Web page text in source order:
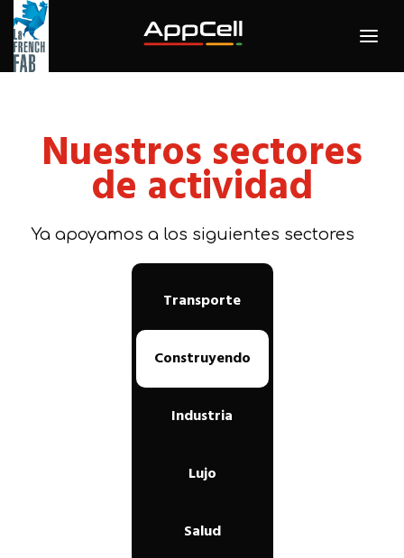
Nuestros sectores
de actividad
Ya apoyamos a los siguientes sectores
Transporte
Construyendo
Industria
Lujo
Salud